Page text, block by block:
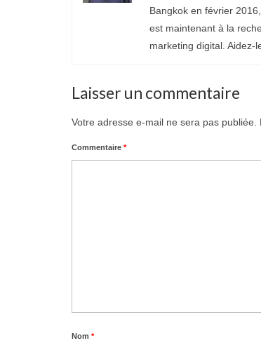
Bangkok en février
est maintenant à la
marketing digital. Aidez-
Laisser un commentaire
Votre adresse e-mail ne sera pas publiée.
Commentaire *
Nom *